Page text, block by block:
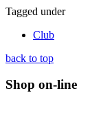
Tagged under
Club
back to top
Shop on-line